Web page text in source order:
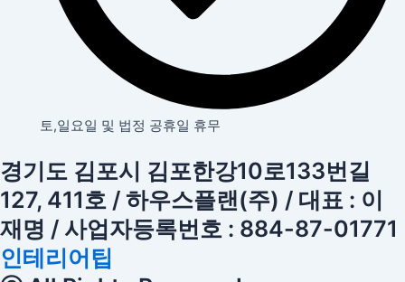
토,일요일 및 법정 공휴일 휴무
경기도 김포시 김포한강10로133번길
127, 411호 / 하우스플랜(주) / 대표 : 이
재명 / 사업자등록번호 : 884-87-01771
인테리어팁